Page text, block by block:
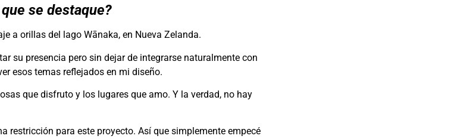
se destaque?
a orillas del lago Wānaka, en Nueva Zelanda.
su presencia pero sin dejar de integrarse naturalmente con
esos temas reflejados en mi diseño.
que disfruto y los lugares que amo. Y la verdad, no hay
restricción para este proyecto. Así que simplemente empecé